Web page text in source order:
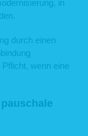
in
durch einen
wenn eine
aufruft
Verbindungsaufbau
unserer Webseite
berechtigtes Interesse
Nr. 2 TTDSG.
und -stabilität
für die vorübergehende